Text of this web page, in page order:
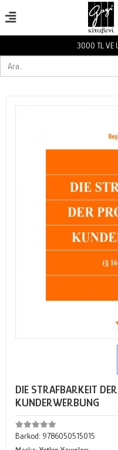
3000 TL VE
DIE STRAFBARKEIT
KUNDERWERBUNG
Barkod: 9786050515015